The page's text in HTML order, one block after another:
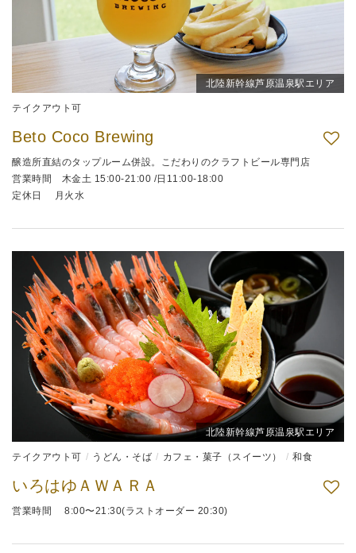
北陸新幹線芦原温泉駅エリア
テイクアウト可
Beto Coco Brewing
醸造所直結のタップルーム併設。こだわりのクラフトビール専門店
営業時間 木金土 15:00-21:00 /日11:00-18:00
定休日 月火水
北陸新幹線芦原温泉駅エリア
テイクアウト可 うどん・そば カフェ・菓子（スイーツ） 和食
いろはゆＡＷＡＲＡ
営業時間 8:00〜21:30(ラストオーダー 20:30)